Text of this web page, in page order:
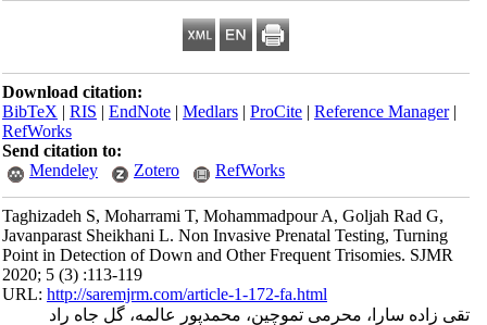
Download citation:
BibTeX|RIS|EndNote|Medlars|ProCite|Reference Manager
RefWorks
Send citation to:
Mendeley
Zotero RefWorks
Taghizadeh S, Moharrami T, Mohammadpour A, Goljah Rad G,
Javanparast Sheikhani L. Non Invasive Prenatal Testing, Turning
Point in Detection of Down and Other Frequent Trisomies. SJMR
2020; 5 (3) :113-119
URL:http://saremjrm.com/article-1-172-fa.html
تقی زاده سارا، محرمی تموچین، محمدپور عالمه، گل جاه راد